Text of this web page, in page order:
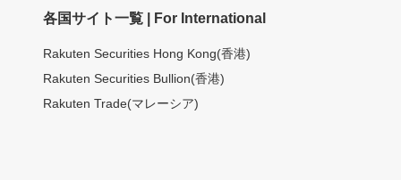
各国サイト一覧 | For International
Rakuten Securities Hong Kong(香港)
Rakuten Securities Bullion(香港)
Rakuten Trade(マレーシア)